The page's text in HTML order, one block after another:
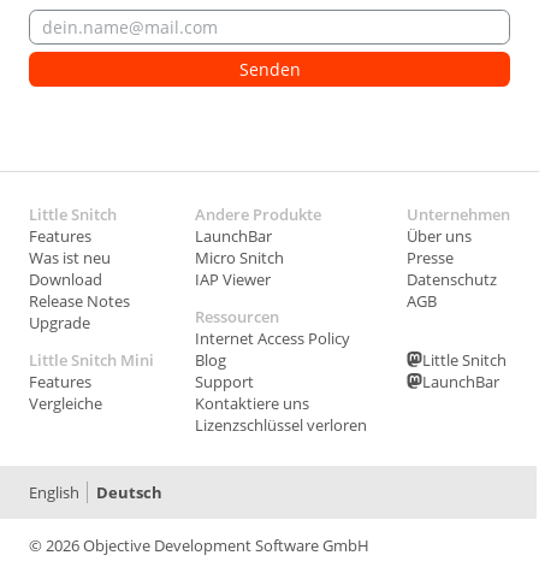
Little Snitch
Features
Was ist neu
Download
Release Notes
Upgrade
Little Snitch Mini
Features
Vergleiche
Andere Produkte
LaunchBar
Micro Snitch
IAP Viewer
Ressourcen
Internet Access Policy
Blog
Support
Kontaktiere uns
Lizenzschlüssel verloren
Unternehmen
Über uns
Presse
Datenschutz
AGB
Little Snitch
LaunchBar
© 2026 Objective Development Software GmbH
English Deutsch